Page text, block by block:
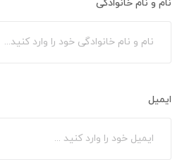
نام و نام خانوادگی
ایمیل